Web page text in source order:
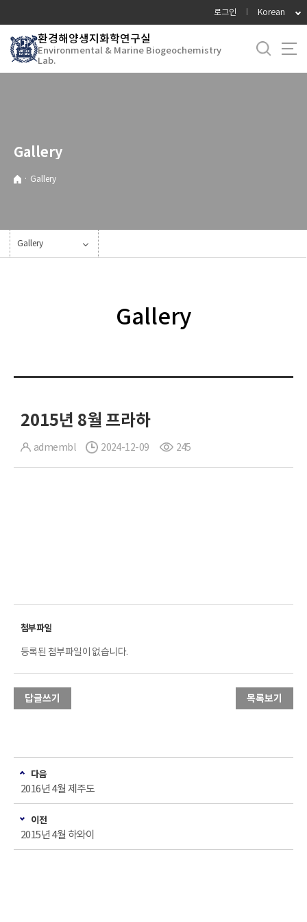
로
메
로그인 Korean
환경해양생지화학연구실
Environmental & Marine Biogeochemistry
Lab.
Gallery
· Gallery
Gallery
Gallery
2015년 8월 프라하
admembl 2024-12-09 245
등록된 첨부파일이 없습니다.
답글쓰기 목록보기
다음
2016년 4월 제주도
이전
2015년 4월 하와이